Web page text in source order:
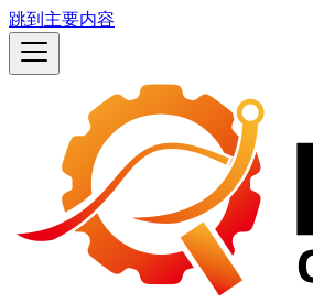
跳到主要内容